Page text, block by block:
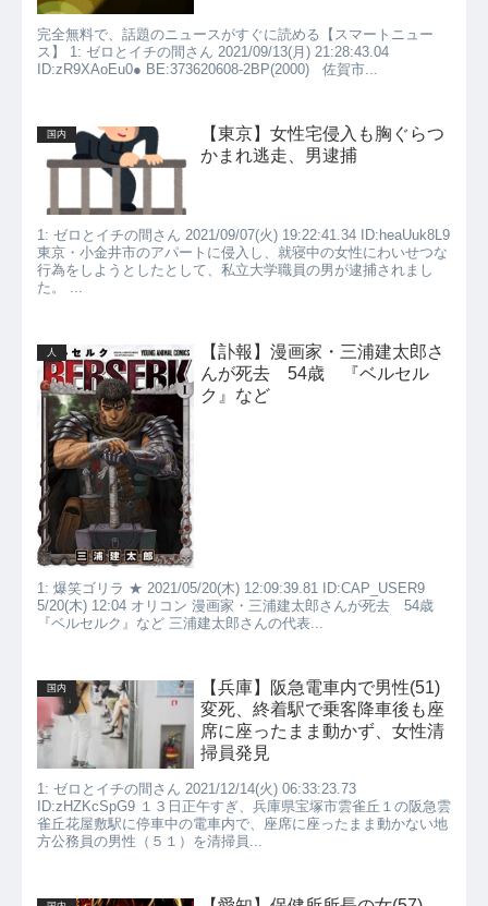
完全無料で、話題のニュースがすぐに読める【スマートニュー
ス】 1: ゼロとイチの間さん 2021/09/13(月) 21:28:43.04
ID:zR9XAoEu0● BE:373620608-2BP(2000) 佐賀市...
国内
【東京】女性宅侵入も胸ぐらつ
かまれ逃走、男逮捕
1: ゼロとイチの間さん 2021/09/07(火) 19:22:41.34 ID:heaUuk8L9
東京・小金井市のアパートに侵入し、就寝中の女性にわいせつな
行為をしようとしたとして、私立大学職員の男が逮捕されまし
た。 ...
人
【訃報】漫画家・三浦建太郎さ
んが死去 54歳 『ベルセル
ク』など
1: 爆笑ゴリラ ★ 2021/05/20(木) 12:09:39.81 ID:CAP_USER9
5/20(木) 12:04 オリコン 漫画家・三浦建太郎さんが死去 54歳
『ベルセルク』など 三浦建太郎さんの代表...
国内
【兵庫】阪急電車内で男性(51)
変死、終着駅で乗客降車後も座
席に座ったまま動かず、女性清
掃員発見
1: ゼロとイチの間さん 2021/12/14(火) 06:33:23.73
ID:zHZKcSpG9 １３日正午すぎ、兵庫県宝塚市雲雀丘１の阪急雲
雀丘花屋敷駅に停車中の電車内で、座席に座ったまま動かない地
方公務員の男性（５１）を清掃員...